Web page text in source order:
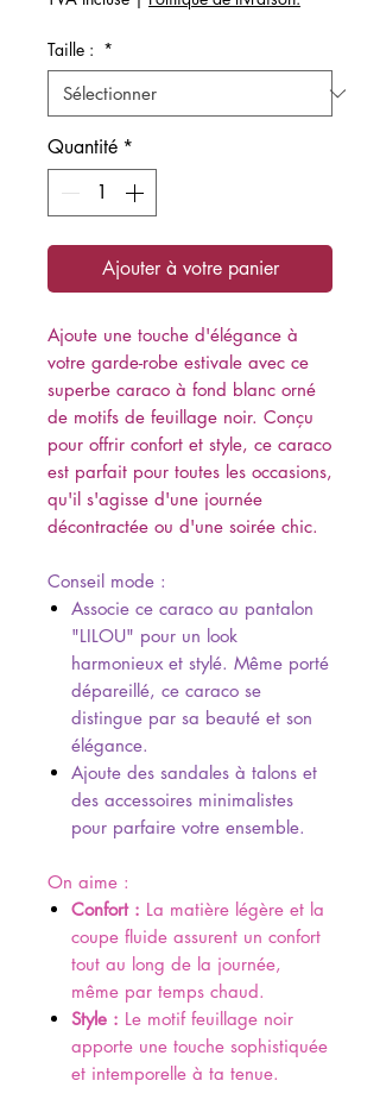
Taille : *
Quantité *
Ajouter à votre panier
Ajoute une touche d'élégance à
votre garde-robe estivale avec ce
superbe caraco à fond blanc orné
de motifs de feuillage noir. Conçu
pour offrir confort et style, ce caraco
est parfait pour toutes les occasions,
qu'il s'agisse d'une journée
décontractée ou d'une soirée chic.
Conseil mode :
Associe ce caraco au pantalon
"LILOU" pour un look
harmonieux et stylé. Même porté
dépareillé, ce caraco se
distingue par sa beauté et son
élégance.
Ajoute des sandales à talons et
des accessoires minimalistes
pour parfaire votre ensemble.
On aime :
Confort : La matière légère et la
coupe fluide assurent un confort
tout au long de la journée,
même par temps chaud.
Style : Le motif feuillage noir
apporte une touche sophistiquée
et intemporelle à ta tenue.